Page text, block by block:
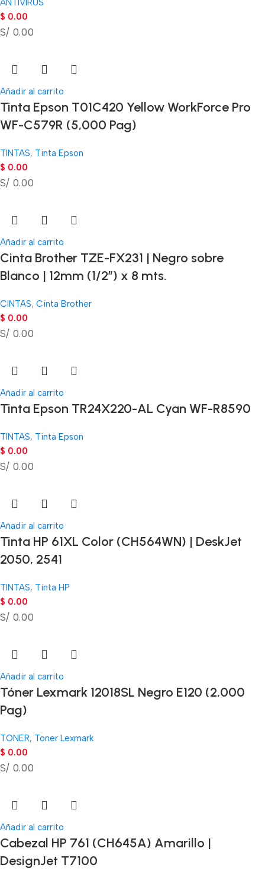
ANTIVIRUS
$ 0.00
S/ 0.00
Añadir al carrito
Tinta Epson T01C420 Yellow WorkForce Pro
WF-C579R (5,000 Pag)
TINTAS, Tinta Epson
$ 0.00
S/ 0.00
Añadir al carrito
Cinta Brother TZE-FX231 | Negro sobre
Blanco | 12mm (1/2″) x 8 mts.
CINTAS, Cinta Brother
$ 0.00
S/ 0.00
Añadir al carrito
Tinta Epson TR24X220-AL Cyan WF-R8590
TINTAS, Tinta Epson
$ 0.00
S/ 0.00
Añadir al carrito
Tinta HP 61XL Color (CH564WN) | DeskJet
2050, 2541
TINTAS, Tinta HP
$ 0.00
S/ 0.00
Añadir al carrito
Tóner Lexmark 12018SL Negro E120 (2,000
Pag)
TONER, Toner Lexmark
$ 0.00
S/ 0.00
Añadir al carrito
Cabezal HP 761 (CH645A) Amarillo |
DesignJet T7100